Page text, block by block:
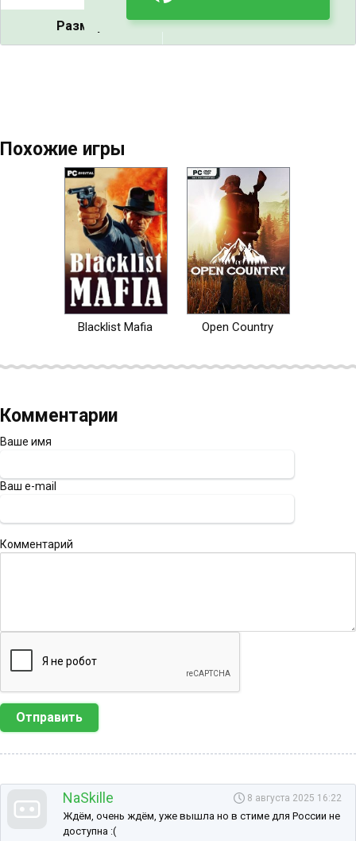
Размер: 46.5 GB
Похожие игры
Blacklist Mafia Open Country
Комментарии
Ваше имя
Ваш e-mail
Комментарий
Отправить
NaSkille 8 августа 2025 16:22
Ждём, очень ждём, уже вышла но в стиме для России не
доступна :(